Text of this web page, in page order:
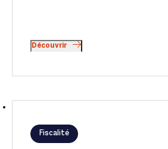
Découvrir
Fiscalité